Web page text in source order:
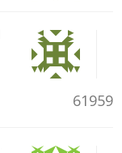
61959